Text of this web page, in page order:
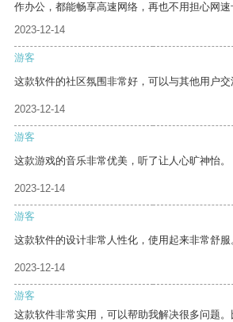
作办公，都能畅享高速网络，再也不用担心网速
2023-12-14
游客
这款软件的社区氛围非常好，可以与其他用户交
2023-12-14
游客
这款游戏的音乐非常优美，听了让人心旷神怡。
2023-12-14
游客
这款软件的设计非常人性化，使用起来非常舒服
2023-12-14
游客
这款软件非常实用，可以帮助我解决很多问题